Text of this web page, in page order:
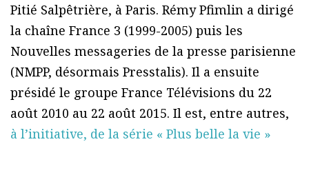
Pitié Salpêtrière, à Paris. Rémy Pfimlin a dirigé
la chaîne France 3 (1999-2005) puis les
Nouvelles messageries de la presse parisienne
(NMPP, désormais Presstalis). Il a ensuite
présidé le groupe France Télévisions du 22
août 2010 au 22 août 2015. Il est, entre autres,
à l’initiative, de la série « Plus belle la vie »